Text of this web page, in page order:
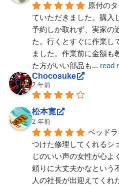
原付の
ていただきました。購入
予約しか取れず、実家の
た。行くとすぐに作業し
ました。作業前に金額も
た方がいい部品も... read
Chocosuke
2 年前
松本寛
2 年前
ベッド
つけた修理してくれるシ
じのいい声の女性が心よ
頼りに大丈夫かなという
人の社長が出迎えてくれ